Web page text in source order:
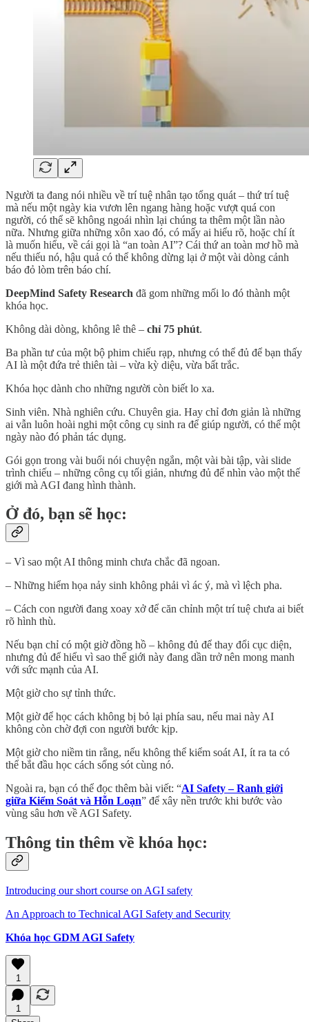
Người ta đang nói nhiều về trí tuệ nhân tạo tổng quát – thứ trí tuệ
mà nếu một ngày kia vươn lên ngang hàng hoặc vượt quá con
người, có thể sẽ không ngoái nhìn lại chúng ta thêm một lần nào
nữa. Nhưng giữa những xôn xao đó, có mấy ai hiểu rõ, hoặc chí ít
là muốn hiểu, về cái gọi là “an toàn AI”? Cái thứ an toàn mơ hồ mà
nếu thiếu nó, hậu quả có thể không dừng lại ở một vài dòng cảnh
báo đỏ lòm trên báo chí.
DeepMind Safety Research đã gom những mối lo đó thành một
khóa học.
Không dài dòng, không lê thê – chỉ 75 phút.
Ba phần tư của một bộ phim chiếu rạp, nhưng có thể đủ để bạn thấy
AI là một đứa trẻ thiên tài – vừa kỳ diệu, vừa bất trắc.
Khóa học dành cho những người còn biết lo xa.
Sinh viên. Nhà nghiên cứu. Chuyên gia. Hay chỉ đơn giản là những
ai vẫn luôn hoài nghi một công cụ sinh ra để giúp người, có thể một
ngày nào đó phản tác dụng.
Gói gọn trong vài buổi nói chuyện ngắn, một vài bài tập, vài slide
trình chiếu – những công cụ tối giản, nhưng đủ để nhìn vào một thế
giới mà AGI đang hình thành.
Ở đó, bạn sẽ học:
– Vì sao một AI thông minh chưa chắc đã ngoan.
– Những hiểm họa nảy sinh không phải vì ác ý, mà vì lệch pha.
– Cách con người đang xoay xở để căn chỉnh một trí tuệ chưa ai biết
rõ hình thù.
Nếu bạn chỉ có một giờ đồng hồ – không đủ để thay đổi cục diện,
nhưng đủ để hiểu vì sao thế giới này đang dần trở nên mong manh
với sức mạnh của AI.
Một giờ cho sự tỉnh thức.
Một giờ để học cách không bị bỏ lại phía sau, nếu mai này AI
không còn chờ đợi con người bước kịp.
Một giờ cho niềm tin rằng, nếu không thể kiểm soát AI, ít ra ta có
thể bắt đầu học cách sống sót cùng nó.
Ngoài ra, bạn có thể đọc thêm bài viết: “AI Safety – Ranh giới
giữa Kiểm Soát và Hỗn Loạn” để xây nền trước khi bước vào
vùng sâu hơn về AGI Safety.
Thông tin thêm về khóa học:
Introducing our short course on AGI safety
An Approach to Technical AGI Safety and Security
Khóa học GDM AGI Safety
1
1